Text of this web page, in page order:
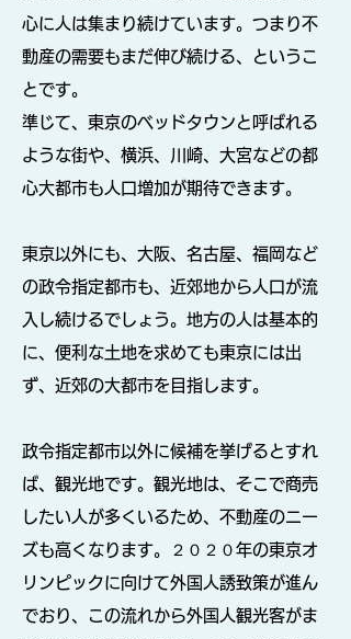
心に人は集まり続けています。つまり不
動産の需要もまだ伸び続ける、というこ
とです。
準じて、東京のベッドタウンと呼ばれる
ような街や、横浜、川崎、大宮などの都
心大都市も人口増加が期待できます。
東京以外にも、大阪、名古屋、福岡など
の政令指定都市も、近郊地から人口が流
入し続けるでしょう。地方の人は基本的
に、便利な土地を求めても東京には出
ず、近郊の大都市を目指します。
政令指定都市以外に候補を挙げるとすれ
ば、観光地です。観光地は、そこで商売
したい人が多くいるため、不動産のニー
ズも高くなります。２０２０年の東京オ
リンピックに向けて外国人誘致策が進ん
でおり、この流れから外国人観光客がま